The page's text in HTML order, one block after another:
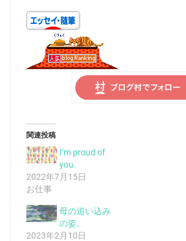
関連投稿
I’m proud of
you.
2022年7月15日
お仕事
母の追い込み
の姿。
2023年2月10日